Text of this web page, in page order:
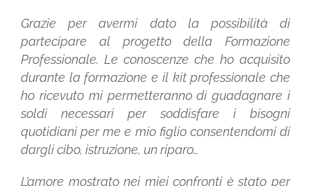
Grazie per avermi dato la possibilità di
partecipare al progetto della Formazione
Professionale. Le conoscenze che ho acquisito
durante la formazione e il kit professionale che
ho ricevuto mi permetteranno di guadagnare i
soldi necessari per soddisfare i bisogni
quotidiani per me e mio figlio consentendomi di
dargli cibo, istruzione, un riparo…
L’amore mostrato nei miei confronti è stato per